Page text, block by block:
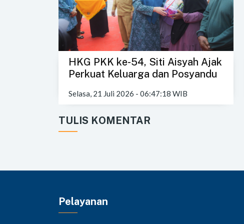
HKG PKK ke-54, Siti Aisyah Ajak
Perkuat Keluarga dan Posyandu
Selasa, 21 Juli 2026 - 06:47:18 WIB
TULIS KOMENTAR
Pelayanan